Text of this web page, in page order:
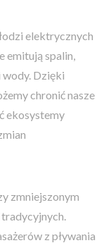
elektrycznych
emitują spalin,
Dzięki
chronić nasze
ekosystemy
zmniejszonym
tradycyjnych.
z pływania